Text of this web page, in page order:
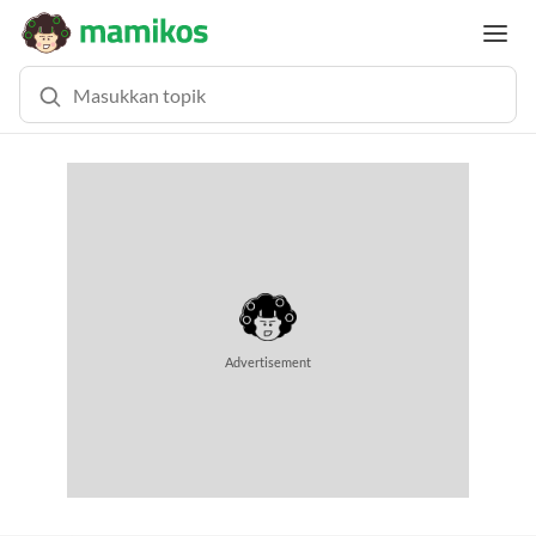
Advertisement